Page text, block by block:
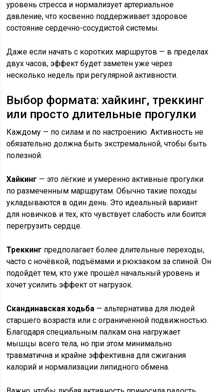
уровень стресса и нормализует артериальное
давление, что косвенно поддерживает здоровое
состояние сердечно-сосудистой системы.
Даже если начать с коротких маршрутов — в пределах
двух часов, эффект будет заметен уже через
несколько недель при регулярной активности.
Выбор формата: хайкинг, треккинг
или просто длительные прогулки
Каждому — по силам и по настроению. Активность не
обязательно должна быть экстремальной, чтобы быть
полезной.
Хайкинг — это лёгкие и умеренно активные прогулки
по размеченным маршрутам. Обычно такие походы
укладываются в один день. Это идеальный вариант
для новичков и тех, кто чувствует слабость или боится
перегрузить сердце.
Треккинг предполагает более длительные переходы,
часто с ночёвкой, подъёмами и рюкзаком за спиной. Он
подойдёт тем, кто уже прошёл начальный уровень и
хочет усилить эффект от нагрузок.
Скандинавская ходьба — альтернатива для людей
старшего возраста или с ограниченной подвижностью.
Благодаря специальным палкам она нагружает
мышцы всего тела, но при этом минимально
травматична и крайне эффективна для сжигания
калорий и нормализации липидного обмена.